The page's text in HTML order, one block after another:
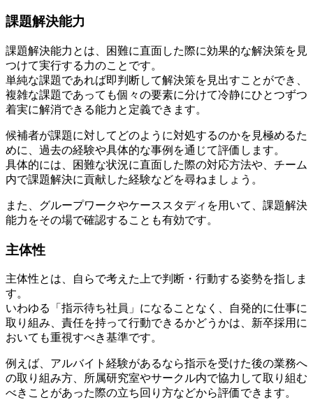
課題解決能力
課題解決能力とは、困難に直面した際に効果的な解決策を見
つけて実行する力のことです。
単純な課題であれば即判断して解決策を見出すことができ、
複雑な課題であっても個々の要素に分けて冷静にひとつずつ
着実に解消できる能力と定義できます。
候補者が課題に対してどのように対処するのかを見極めるた
めに、過去の経験や具体的な事例を通じて評価します。
具体的には、困難な状況に直面した際の対応方法や、チーム
内で課題解決に貢献した経験などを尋ねましょう。
また、グループワークやケーススタディを用いて、課題解決
能力をその場で確認することも有効です。
主体性
主体性とは、自らで考えた上で判断・行動する姿勢を指しま
す。
いわゆる「指示待ち社員」になることなく、自発的に仕事に
取り組み、責任を持って行動できるかどうかは、新卒採用に
おいても重視すべき基準です。
例えば、アルバイト経験があるなら指示を受けた後の業務へ
の取り組み方、所属研究室やサークル内で協力して取り組む
べきことがあった際の立ち回り方などから評価できます。